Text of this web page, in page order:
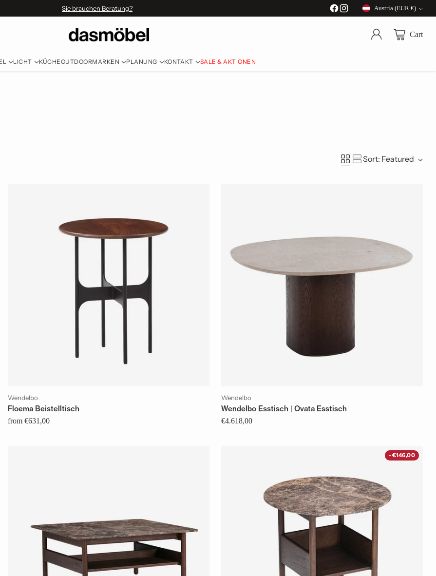
Sie brauchen Beratung?
Currency
Austria (EUR €)
Cart
LICHT KÜCHEOUTDOORMARKEN PLANUNG KONTAKT SALE & AKTIONEN
Sort: Featured
Wendelbo
Floema Beistelltisch
from €631,00
Wendelbo
Wendelbo Esstisch | Ovata Esstisch
€4.618,00
-€146,00